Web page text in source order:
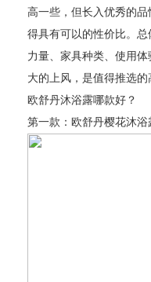
高一些，但长入优秀的
得具有可以的性价比。
力量、家具种类、使用
大的上风，是值得推选的
欧舒丹沐浴露哪款好？
第一款：欧舒丹樱花沐浴